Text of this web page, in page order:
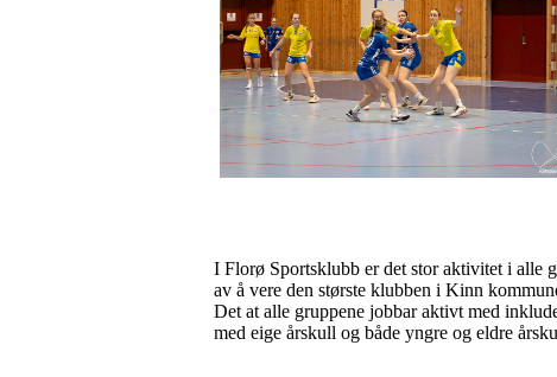
I Florø Sportsklubb er det stor aktivitet i alle
av å vere den største klubben i Kinn
Det at alle gruppene jobbar aktivt med
med eige årskull og både yngre og eldre